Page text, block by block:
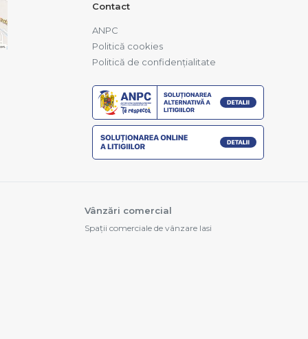
Contact
ANPC
Politică cookies
Politică de confidențialitate
Vânzări comercial
Spații comerciale de vânzare Iasi